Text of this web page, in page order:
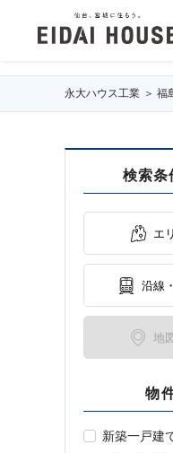
永大ハウス工業 福
検索条
エ
沿線
地
物
新築一戸建